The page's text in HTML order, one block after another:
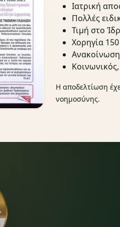
Ιατρική
Πολλές
Τιμή στο
Χορηγία
Ανακοίνωση
Η αποδελτίωση
νοημοσύνης.